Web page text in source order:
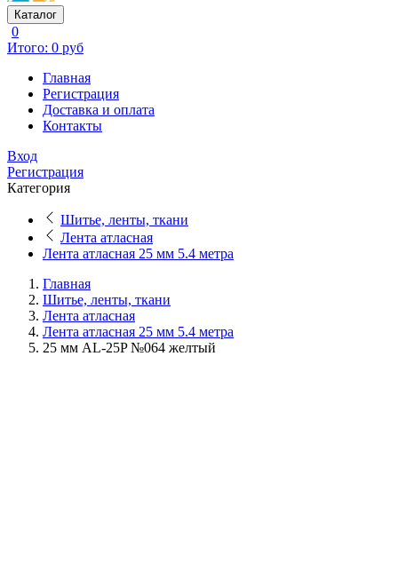
Каталог
0
Итого: 0 руб
Главная
Регистрация
Доставка и оплата
Контакты
Вход
Регистрация
Категория
Шитье, ленты, ткани
Лента атласная
Лента атласная 25 мм 5.4 метра
Главная
Шитье, ленты, ткани
Лента атласная
Лента атласная 25 мм 5.4 метра
25 мм AL-25P №064 желтый